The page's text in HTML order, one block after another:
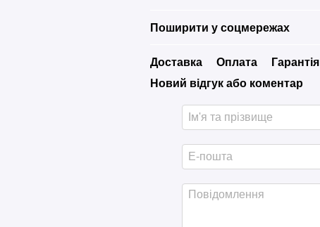
Поширити у соцмережах
Доставка Оплата
Гарантія
Новий відгук або коментар